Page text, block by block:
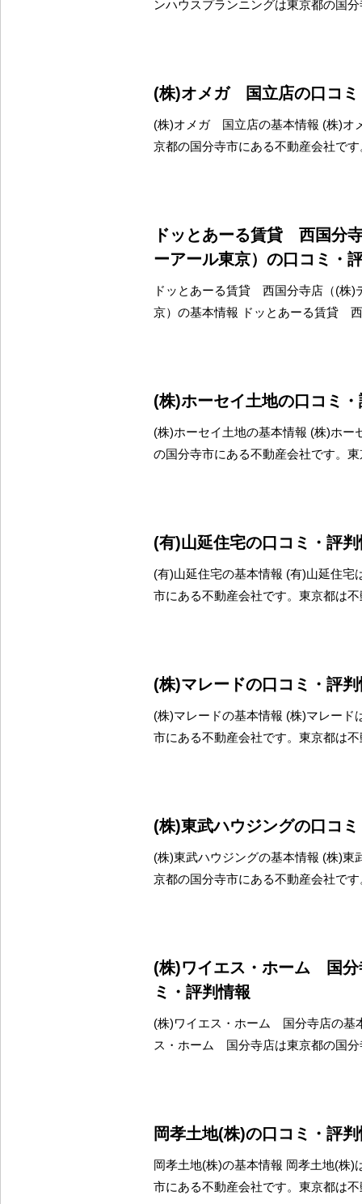
ンハウスプランニングは東京都の国
(株)オメガ 国立店の口コミ
(株)オメガ 国立店の基本情報 (株)
京都の国分寺市にある不動産会社で
ドッとあーる賃貸 西国分
ーアール東京）の口コミ・
ドッとあーる賃貸 西国分寺店（(株)
京）の基本情報 ドッとあーる賃貸
(株)ホーセイ土地の口コミ
(株)ホーセイ土地の基本情報 (株)ホー
の国分寺市にある不動産会社です。
(有)山延住宅の口コミ・評
(有)山延住宅の基本情報 (有)山延住宅
市にある不動産会社です。東京都は
(株)マレードの口コミ・評
(株)マレードの基本情報 (株)マレード
市にある不動産会社です。東京都は
(株)東武ハウジングの口コ
(株)東武ハウジングの基本情報 (株)東
京都の国分寺市にある不動産会社で
(株)ワイエス・ホーム 国分
ミ・評判情報
(株)ワイエス・ホーム 国分寺店の基
ス・ホーム 国分寺店は東京都の国分
岡孝土地(株)の口コミ・評
岡孝土地(株)の基本情報 岡孝土地(株)
市にある不動産会社です。東京都は